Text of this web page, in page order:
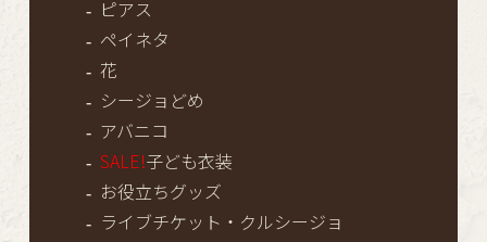
ピアス
ペイネタ
花
シージョどめ
アバニコ
SALE!子ども衣装
お役立ちグッズ
ライブチケット・クルシージョ